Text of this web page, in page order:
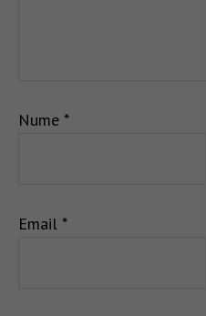
Nume *
Email *